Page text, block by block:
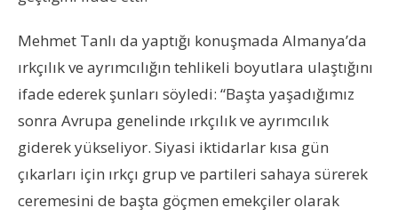
Mehmet Tanlı da yaptığı konuşmada Almanya’da
ırkçılık ve ayrımcılığın tehlikeli boyutlara ulaştığını
ifade ederek şunları söyledi: “Başta yaşadığımız
sonra Avrupa genelinde ırkçılık ve ayrımcılık
giderek yükseliyor. Siyasi iktidarlar kısa gün
çıkarları için ırkçı grup ve partileri sahaya sürerek
ceremesini de başta göçmen emekçiler olarak